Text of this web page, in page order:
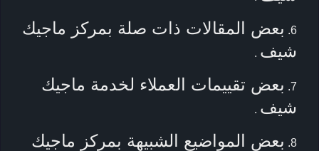
بعض المقالات ذات صلة بمركز ماجيك
شيف .
بعض تقييمات العملاء لخدمة ماجيك
شيف .
بعض المواضيع الشبيهة بمركز ماجيك